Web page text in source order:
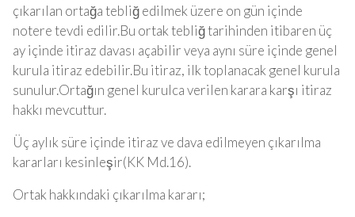
çıkarılan ortağa tebliğ edilmek üzere on gün içinde
notere tevdi edilir.Bu ortak tebliğ tarihinden itibaren üç
ay içinde itiraz davası açabilir veya aynı süre içinde genel
kurula itiraz edebilir.Bu itiraz, ilk toplanacak genel kurula
sunulur.Ortağın genel kurulca verilen karara karşı itiraz
hakkı mevcuttur.
Üç aylık süre içinde itiraz ve dava edilmeyen çıkarılma
kararları kesinleşir(KK Md.16).
Ortak hakkındaki çıkarılma kararı;